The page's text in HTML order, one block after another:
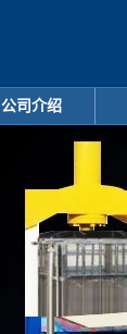
公司介绍